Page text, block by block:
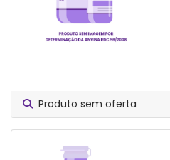
Produto sem oferta